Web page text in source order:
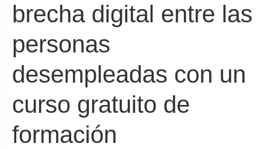
brecha digital entre las
personas
desempleadas con un
curso gratuito de
formación